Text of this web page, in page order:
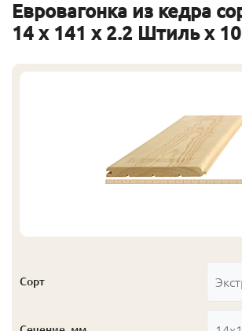
Евровагонка из кедра
14 x 141 x 2.2 Штиль x
Сорт